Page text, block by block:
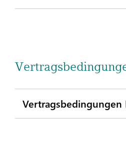
Vertragsbedingungen